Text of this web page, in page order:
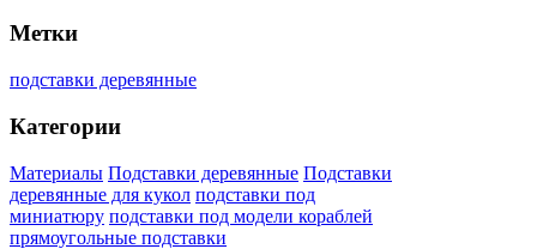
Метки
подставки деревянные
Категории
Материалы Подставки деревянные Подставки
деревянные для кукол подставки под
миниатюру подставки под модели кораблей
прямоугольные подставки